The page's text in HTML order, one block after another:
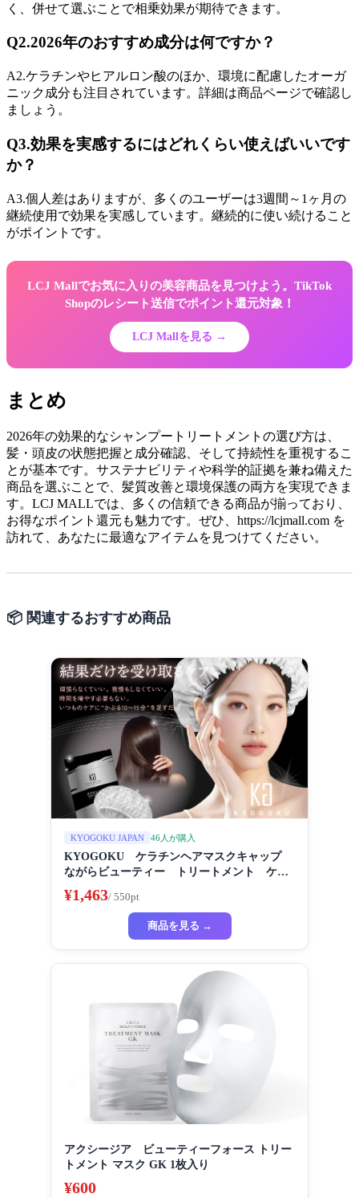
く、併せて選ぶことで相乗効果が期待できます。
Q2.2026年のおすすめ成分は何ですか？
A2.ケラチンやヒアルロン酸のほか、環境に配慮したオーガ
ニック成分も注目されています。詳細は商品ページで確認し
ましょう。
Q3.効果を実感するにはどれくらい使えばいいです
か？
A3.個人差はありますが、多くのユーザーは3週間～1ヶ月の
継続使用で効果を実感しています。継続的に使い続けること
がポイントです。
LCJ Mallでお気に入りの美容商品を見つけよう。TikTok
Shopのレシート送信でポイント還元対象！
LCJ Mallを見る →
まとめ
2026年の効果的なシャンプートリートメントの選び方は、
髪・頭皮の状態把握と成分確認、そして持続性を重視するこ
とが基本です。サステナビリティや科学的証拠を兼ね備えた
商品を選ぶことで、髪質改善と環境保護の両方を実現できま
す。LCJ MALLでは、多くの信頼できる商品が揃っており、
お得なポイント還元も魅力です。ぜひ、https://lcjmall.com を
訪れて、あなたに最適なアイテムを見つけてください。
📦 関連するおすすめ商品
KYOGOKU JAPAN 46人が購入
KYOGOKU ケラチンヘアマスクキャップ
ながらビューティー トリートメント ケラ
チン 保湿
¥1,463/ 550pt
商品を見る →
アクシージア ビューティーフォース トリー
トメント マスク GK 1枚入り
¥600